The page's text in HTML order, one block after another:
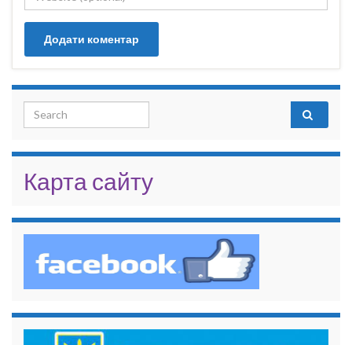
Search for:
Карта сайту